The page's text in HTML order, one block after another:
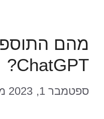
מהם
ChatGPT?
ספטמבר 1, 2023